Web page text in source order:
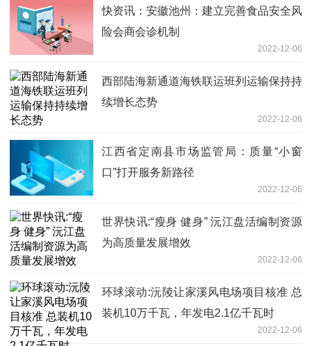
快资讯：安徽池州：建立完善食品安全风
险会商会诊机制
2022-12-06
西部陆海新通道海铁联运班列运输保持持
续增长态势
2022-12-06
江西省定南县市场监管局：质量“小窗
口”打开服务新路径
2022-12-06
世界快讯:“瘦身 健身” 沅江盘活编制资源
为高质量发展增效
2022-12-06
环球滚动:沅陵让家溪风电场项目核准 总
装机10万千瓦，年发电2.1亿千瓦时
2022-12-06